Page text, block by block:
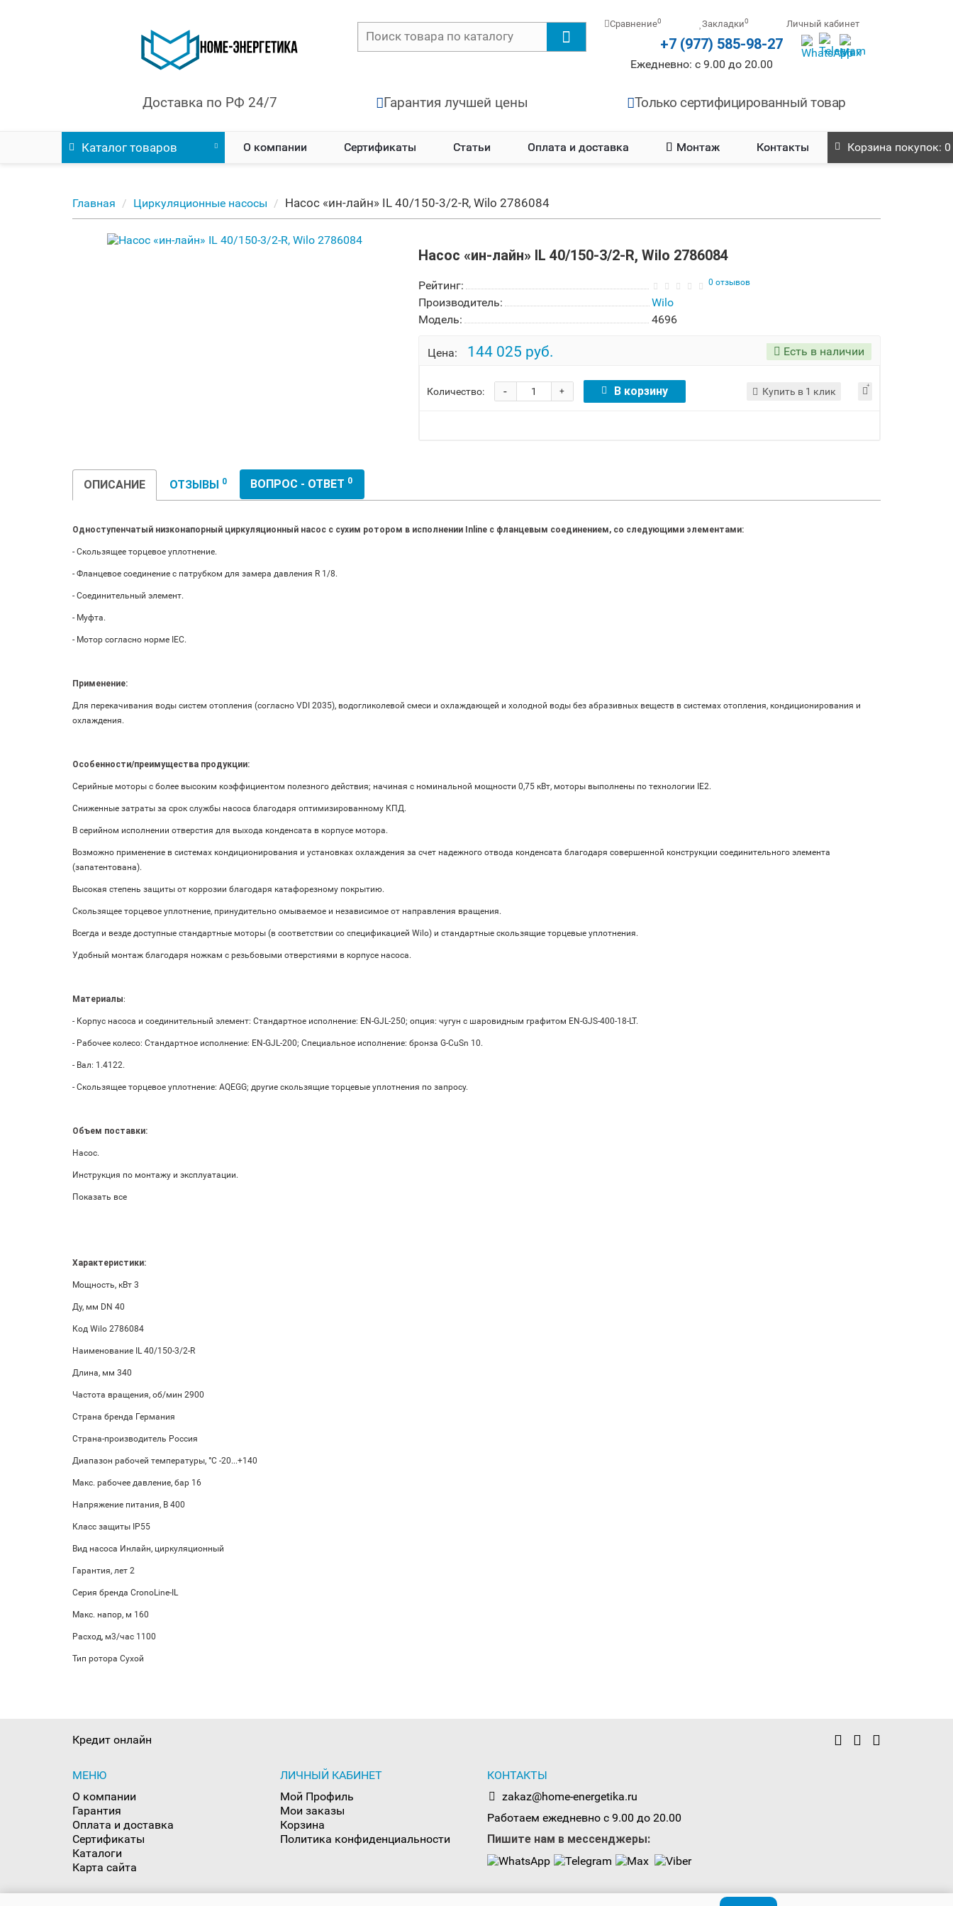
Сравнение0 Закладки0 Личный кабинет
+7 (977) 585-98-27
Ежедневно: с 9.00 до 20.00
Доставка по РФ 24/7 Гарантия лучшей цены Только сертифицированный товар
Каталог товаров О компании Сертификаты Статьи Оплата и доставка Монтаж Контакты Корзина покупок: 0
Главная Циркуляционные насосы Насос «ин-лайн» IL 40/150-3/2-R, Wilo 2786084
Насос «ин-лайн» IL 40/150-3/2-R, Wilo 2786084
Рейтинг: 0 отзывов
Производитель:
Wilo
Модель:
4696
Цена: 144 025 руб. Есть в наличии
Количество: +
- В корзину Купить в 1 клик
ОПИСАНИЕ ОТЗЫВЫ 0 ВОПРОС - ОТВЕТ 0
Одноступенчатый низконапорный циркуляционный насос с сухим ротором в исполнении Inline с фланцевым соединением, со следующими элементами:
- Скользящее торцевое уплотнение.
- Фланцевое соединение с патрубком для замера давления R 1/8.
- Соединительный элемент.
- Муфта.
- Мотор согласно норме IEC.
Применение:
Для перекачивания воды систем отопления (согласно VDI 2035), водогликолевой смеси и охлаждающей и холодной воды без абразивных веществ в системах отопления, кондиционирования и
охлаждения.
Особенности/преимущества продукции:
Серийные моторы с более высоким коэффициентом полезного действия; начиная с номинальной мощности 0,75 кВт, моторы выполнены по технологии IE2.
Сниженные затраты за срок службы насоса благодаря оптимизированному КПД.
В серийном исполнении отверстия для выхода конденсата в корпусе мотора.
Возможно применение в системах кондиционирования и установках охлаждения за счет надежного отвода конденсата благодаря совершенной конструкции соединительного элемента
(запатентована).
Высокая степень защиты от коррозии благодаря катафорезному покрытию.
Скользящее торцевое уплотнение, принудительно омываемое и независимое от направления вращения.
Всегда и везде доступные стандартные моторы (в соответствии со спецификацией Wilo) и стандартные скользящие торцевые уплотнения.
Удобный монтаж благодаря ножкам с резьбовыми отверстиями в корпусе насоса.
Материалы:
- Корпус насоса и соединительный элемент: Стандартное исполнение: EN-GJL-250; опция: чугун с шаровидным графитом EN-GJS-400-18-LT.
- Рабочее колесо: Стандартное исполнение: EN-GJL-200; Специальное исполнение: бронза G-CuSn 10.
- Вал: 1.4122.
- Скользящее торцевое уплотнение: AQEGG; другие скользящие торцевые уплотнения по запросу.
Объем поставки:
Насос.
Инструкция по монтажу и эксплуатации.
Показать все
Характеристики:
Мощность, кВт 3
Ду, мм DN 40
Код Wilo 2786084
Наименование IL 40/150-3/2-R
Длина, мм 340
Частота вращения, об/мин 2900
Страна бренда Германия
Страна-производитель Россия
Диапазон рабочей температуры, °С -20...+140
Макс. рабочее давление, бар 16
Напряжение питания, В 400
Класс защиты IP55
Вид насоса Инлайн, циркуляционный
Гарантия, лет 2
Серия бренда CronoLine-IL
Макс. напор, м 160
Расход, м3/час 1100
Тип ротора Сухой
Кредит онлайн
МЕНЮ
О компании
Гарантия
Оплата и доставка
Сертификаты
Каталоги
Карта сайта
ЛИЧНЫЙ КАБИНЕТ
Мой Профиль
Мои заказы
Корзина
Политика конфиденциальности
КОНТАКТЫ
zakaz@home-energetika.ru
Работаем ежедневно с 9.00 до 20.00
Пишите нам в мессенджеры: